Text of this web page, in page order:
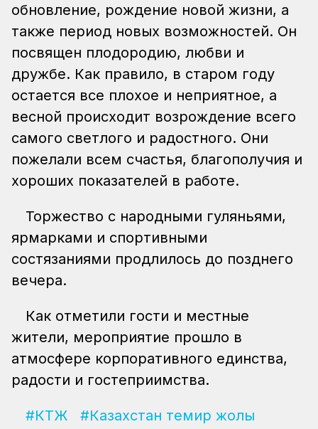
обновление, рождение новой жизни, а
также период новых возможностей. Он
посвящен плодородию, любви и
дружбе. Как правило, в старом году
остается все плохое и неприятное, а
весной происходит возрождение всего
самого светлого и радостного. Они
пожелали всем счастья, благополучия и
хороших показателей в работе.
Торжество с народными гуляньями,
ярмарками и спортивными
состязаниями продлилось до позднего
вечера.
Как отметили гости и местные
жители, мероприятие прошло в
атмосфере корпоративного единства,
радости и гостеприимства.
#КТЖ
#Казахстан темир жолы